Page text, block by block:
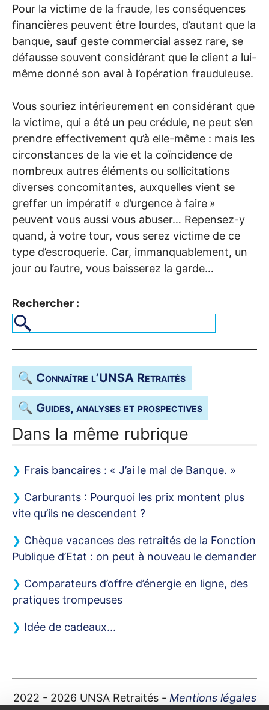
Pour la victime de la fraude, les conséquences
financières peuvent être lourdes, d’autant que la
banque, sauf geste commercial assez rare, se
défausse souvent considérant que le client a lui-
même donné son aval à l’opération frauduleuse.
Vous souriez intérieurement en considérant que
la victime, qui a été un peu crédule, ne peut s’en
prendre effectivement qu’à elle-même : mais les
circonstances de la vie et la coïncidence de
nombreux autres éléments ou sollicitations
diverses concomitantes, auxquelles vient se
greffer un impératif « d’urgence à faire »
peuvent vous aussi vous abuser… Repensez-y
quand, à votre tour, vous serez victime de ce
type d’escroquerie. Car, immanquablement, un
jour ou l’autre, vous baisserez la garde…
Rechercher :
🔍 Connaître l’UNSA Retraités
🔍 Guides, analyses et prospectives
Dans la même rubrique
Frais bancaires : « J’ai le mal de Banque. »
Carburants : Pourquoi les prix montent plus
vite qu’ils ne descendent ?
Chèque vacances des retraités de la Fonction
Publique d’Etat : on peut à nouveau le demander
Comparateurs d’offre d’énergie en ligne, des
pratiques trompeuses
Idée de cadeaux...
2022 - 2026 UNSARetraités - Mentions légales